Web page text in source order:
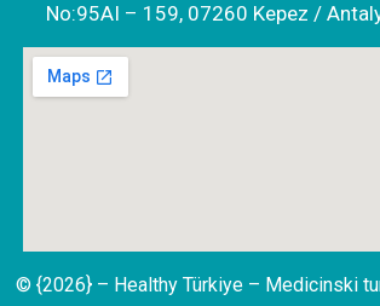
No:95AI – 159, 07260 Kepez /
© {2026} – Healthy Türkiye – Medicinski